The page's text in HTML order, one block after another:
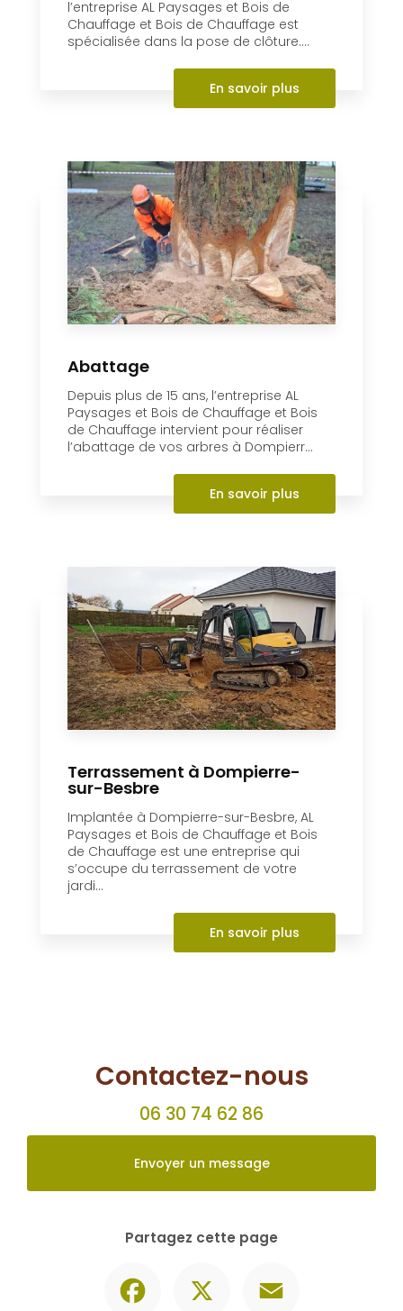
Abattage
Depuis plus de 15 ans, l’entreprise AL
Paysages et Bois de Chauffage et Bois
de Chauffage intervient pour réaliser
l’abattage de vos arbres à Dompierr...
En savoir plus
Terrassement à Dompierre-
sur-Besbre
Implantée à Dompierre-sur-Besbre, AL
Paysages et Bois de Chauffage et Bois
de Chauffage est une entreprise qui
s’occupe du terrassement de votre
jardi...
Contactez-nous
06 30 74 62 86
Facebook X Email